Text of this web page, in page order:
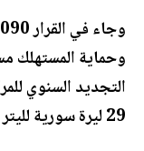
وحماية المستهلك
التجديد السنوي
29 ليرة سورية لليتر الواحد".